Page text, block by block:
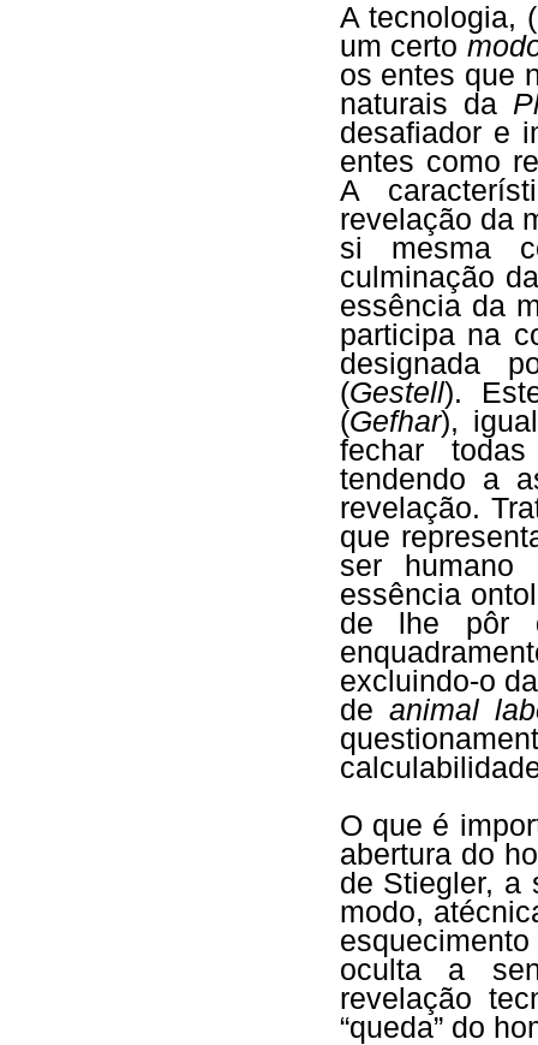
A tecnologia,
um certo
os entes que
naturais da
desafiador e
entes como
A
revelação da
si mesma
culminação
essência da
participa na
designada
(Gestell).
(Gefhar),
fechar
tendendo a
revelação.
que
ser
essência
de lhe pôr
excluindo-o
de animal
O que é
abertura do
de Stiegler, a
modo,
oculta a
revelação
“queda” do